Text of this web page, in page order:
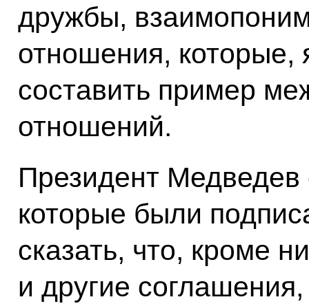
дружбы,
отношения, которые,
составить пример
отношений.
Президент Медведев
которые были
сказать, что, кроме
и другие